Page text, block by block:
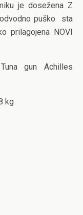
je dosežena Z
puško sta
prilagojena NOVI
gun Achilles
kg